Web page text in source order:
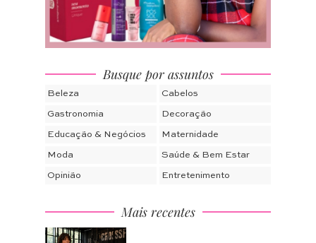
Busque por assuntos
Beleza Cabelos
Gastronomia Decoração
Educação & Negócios Maternidade
Moda Saúde & Bem Estar
Opinião Entretenimento
Mais recentes